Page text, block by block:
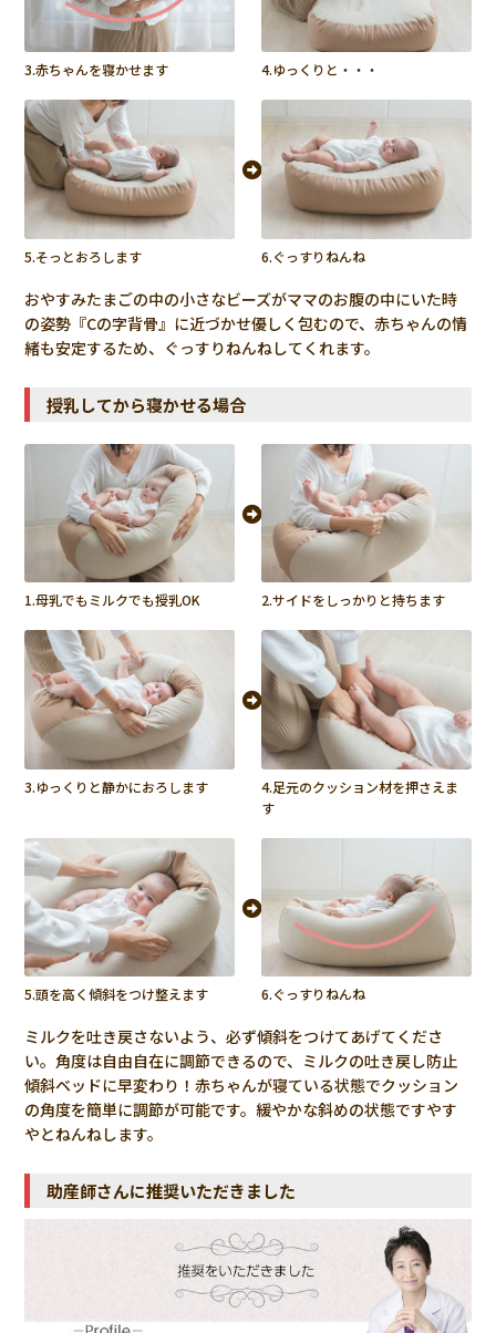
肌触りがとてもよく、クッションに置くとすぐに寝てくれま
す。
ひょっこり45度
非公開
届いて早速使いました
抱っこで寝かしつけをして、おやすみたまごの上に寝かせる
とぐずらずに寝続けてくれました！
すやすや寝てくれて子供の為にもかってよかったです！
まる 1 購入者 非公開
体が包み込まれ安心するようで、ぐっすり寝てくれていま
す。おっぱいやミルクをあげる時もちょうど良いです。
ちょび 購入者
女性
第一子の時に購入し、今回第二子でも購入しました。
寝返りするまでの赤ちゃんの居場所として最適ですし、おや
すみたまごのおかげか、とても頭の形の綺麗な子に育ってい
ます。
3歳すぎた今でも、枕・クッション代わりに使っており、今回
も長く使えそうで楽しみです。
hiyoko 1
非公開
プレゼントに購入し大変喜んでもらえました。
これから活躍してくれるといいなと期待の気持ちを込めて5を
つけさせてもらいました。
ひよこママ 1 購入者
昼間も抱っこでないと泣き続け、夜もなかなか寝ついてくれ
ない日々が続き、藁にもすがる思いで購入しました。
うちの子には合っているようで、夜におやすみたまごの上で
授乳した後、寝てしまったらそのままベッドに降ろすと起き
ることもなくスヤスヤと寝てくれました。本当に助かりま
す。
まだお昼寝では上手く寝ついてくれませんが、今後慣れたら
眠るようになるのではと期待しています。
3.赤ちゃんを寝かせます 4.ゆっくりと・・・
5.そっとおろします 6.ぐっすりねんね
おやすみたまごの中の小さなビーズがママのお腹の中にいた時
の姿勢『Cの字背骨』に近づかせ優しく包むので、赤ちゃんの情
緒も安定するため、ぐっすりねんねしてくれます。
授乳してから寝かせる場合
1.母乳でもミルクでも授乳OK 2.サイドをしっかりと持ちます
3.ゆっくりと静かにおろします
4.足元のクッション材を押さえま
す
5.頭を高く傾斜をつけ整えます 6.ぐっすりねんね
ミルクを吐き戻さないよう、必ず傾斜をつけてあげてくださ
い。角度は自由自在に調節できるので、ミルクの吐き戻し防止
傾斜ベッドに早変わり！赤ちゃんが寝ている状態でクッション
の角度を簡単に調節が可能です。緩やかな斜めの状態ですやす
やとねんねします。
助産師さんに推奨いただきました